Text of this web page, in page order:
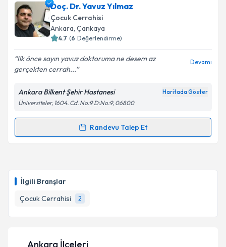
İlgili Branşlar
Çocuk Cerrahisi
2
takvim hazırlandığında e-posta ile bilgilendireceğiz.
E-posta Adresiniz
kapsamda işlenmesini kabul ediyorum.
Takvim Talebini Gönder
Doç. Dr. Yavuz Yılmaz
Çocuk Cerrahisi
Ankara, Çankaya
4.7 (6 Değerlendirme)
Ilk önce sayın yavuz doktoruma ne desem az
gerçekten cerrah...
Devamı
Ankara Bilkent Şehir Hastanesi Haritada Göster
Üniversiteler, 1604. Cd. No:9 D:No:9, 06800
Randevu Talep Et
Randevu Takvimi Talebi
takvim hazırlandığında e-posta ile bilgilendireceğiz.
E-posta Adresiniz
Ankara İlçeleri